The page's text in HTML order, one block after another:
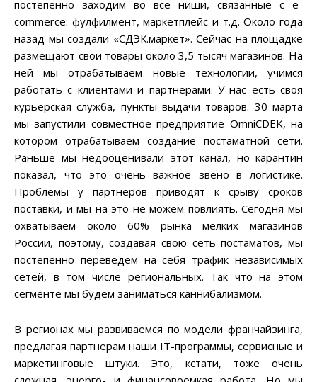
постепенно заходим во все ниши, связанные с e-
commerce: фулфилмент, маркетплейс и т.д. Около года
назад мы создали «СДЭК.маркет». Сейчас на площадке
размещают свои товары около 3,5 тысяч магазинов. На
ней мы отрабатываем новые технологии, учимся
работать с клиентами и партнерами. У нас есть своя
курьерская служба, пункты выдачи товаров. 30 марта
мы запустили совместное предприятие OmniCDEK, на
котором отрабатываем создание постаматной сети.
Раньше мы недооценивали этот канал, но карантин
показал, что это очень важное звено в логистике.
Проблемы у партнеров приводят к срыву сроков
поставки, и мы на это не можем повлиять. Сегодня мы
охватываем около 60% рынка мелких магазинов
России, поэтому, создавая свою сеть постаматов, мы
постепенно переведем на себя трафик независимых
сетей, в том числе региональных. Так что на этом
сегменте мы будем заниматься каннибализмом.
В регионах мы развиваемся по модели франчайзинга,
предлагая партнерам наши IT-программы, сервисные и
маркетинговые штуки. Это, кстати, тоже очень